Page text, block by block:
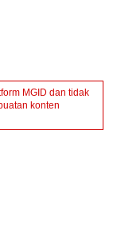
MGID dan tidak
konten